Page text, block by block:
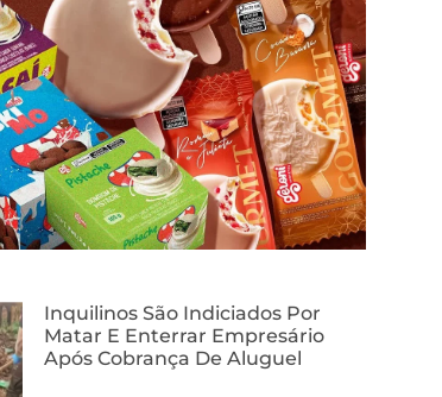
Inquilinos São Indiciados Por
Matar E Enterrar Empresário
Após Cobrança De Aluguel